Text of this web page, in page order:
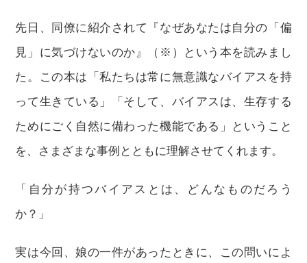
先日、同僚に紹介されて『なぜあなたは自分の「偏
見」に気づけないのか』（※）という本を読みまし
た。この本は「私たちは常に無意識なバイアスを持
って生きている」「そして、バイアスは、生存する
ためにごく自然に備わった機能である」ということ
を、さまざまな事例とともに理解させてくれます。
「自分が持つバイアスとは、どんなものだろう
か？」
実は今回、娘の一件があったときに、この問いによ